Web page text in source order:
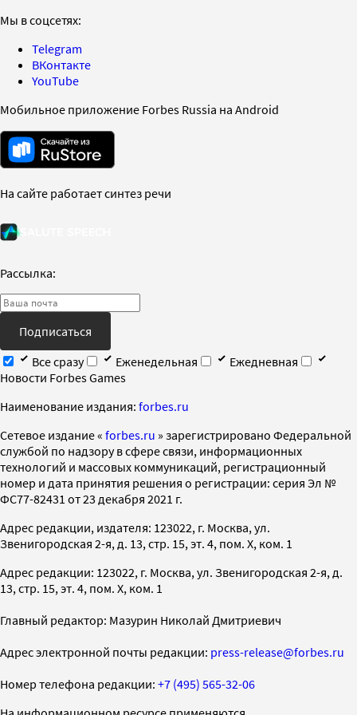
Мы в соцсетях:
Telegram
ВКонтакте
YouTube
Мобильное приложение Forbes Russia на Android
На сайте работает синтез речи
Рассылка:
Подписаться
Все сразу
Еженедельная
Ежедневная
Новости Forbes Games
Наименование издания: forbes.ru
Cетевое издание « forbes.ru » зарегистрировано Федеральной
службой по надзору в сфере связи, информационных
технологий и массовых коммуникаций, регистрационный
номер и дата принятия решения о регистрации: серия Эл №
ФС77-82431 от 23 декабря 2021 г.
Адрес редакции, издателя: 123022, г. Москва, ул.
Звенигородская 2-я, д. 13, стр. 15, эт. 4, пом. X, ком. 1
Адрес редакции: 123022, г. Москва, ул. Звенигородская 2-я, д.
13, стр. 15, эт. 4, пом. X, ком. 1
Главный редактор: Мазурин Николай Дмитриевич
Адрес электронной почты редакции: press-release@forbes.ru
Номер телефона редакции: +7 (495) 565-32-06